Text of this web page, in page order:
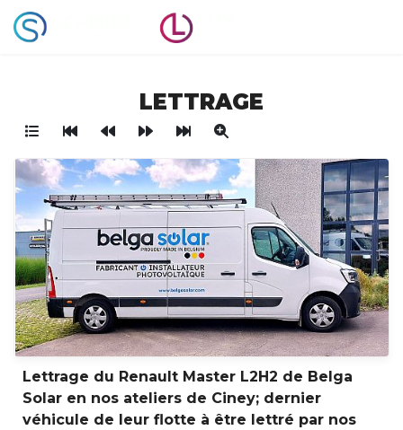
LETTRAGE
Lettrage du Renault Master L2H2 de Belga
Solar en nos ateliers de Ciney; dernier
véhicule de leur flotte à être lettré par nos